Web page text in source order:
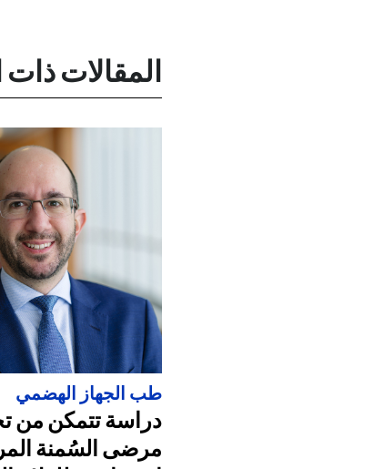
المقالات
طب الجهاز الهضمي
دراسة تتمكن من
مرضى السُمنة